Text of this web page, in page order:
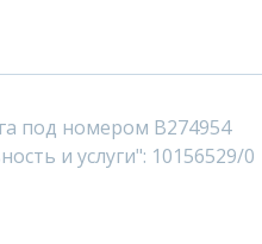
под номером B274954
и услуги": 10156529/0